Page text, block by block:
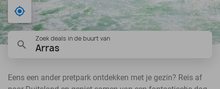
Bij mij in de buurt
Zoek deals in de buurt van
Arras
Eens een ander pretpark ontdekken met je gezin? Reis af